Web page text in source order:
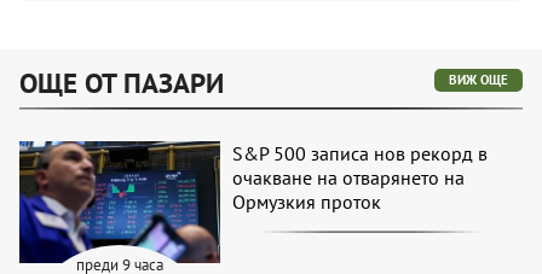
ОЩЕ ОТ ПАЗАРИ ВИЖ ОЩЕ
преди 9 часа
S&P 500 записа нов рекорд в
очакване на отварянето на
Ормузкия проток